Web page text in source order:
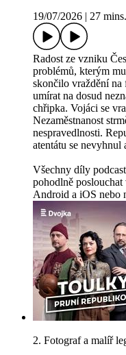
19/07/2026
27 mins.
Radost ze vzniku
problémů, kterým
skončilo vraždění
umírat na dosud
chřipka. Vojáci se
Nezaměstnanost
nespravedlnosti.
atentátu se nevyhnul
Všechny díly
pohodlně
Android a iOS nebo
2. Fotograf a malíř